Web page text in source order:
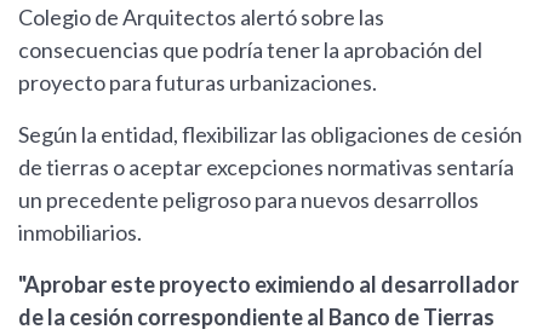
Colegio de Arquitectos alertó sobre las
consecuencias que podría tener la aprobación del
proyecto para futuras urbanizaciones.
Según la entidad, flexibilizar las obligaciones de cesión
de tierras o aceptar excepciones normativas sentaría
un precedente peligroso para nuevos desarrollos
inmobiliarios.
"Aprobar este proyecto eximiendo al desarrollador
de la cesión correspondiente al Banco de Tierras